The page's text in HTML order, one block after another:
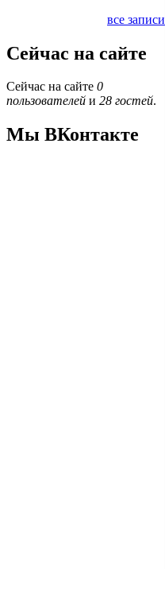
все записи
Сейчас на сайте
Сейчас на сайте 0
пользователей и 28 гостей.
Мы ВКонтакте